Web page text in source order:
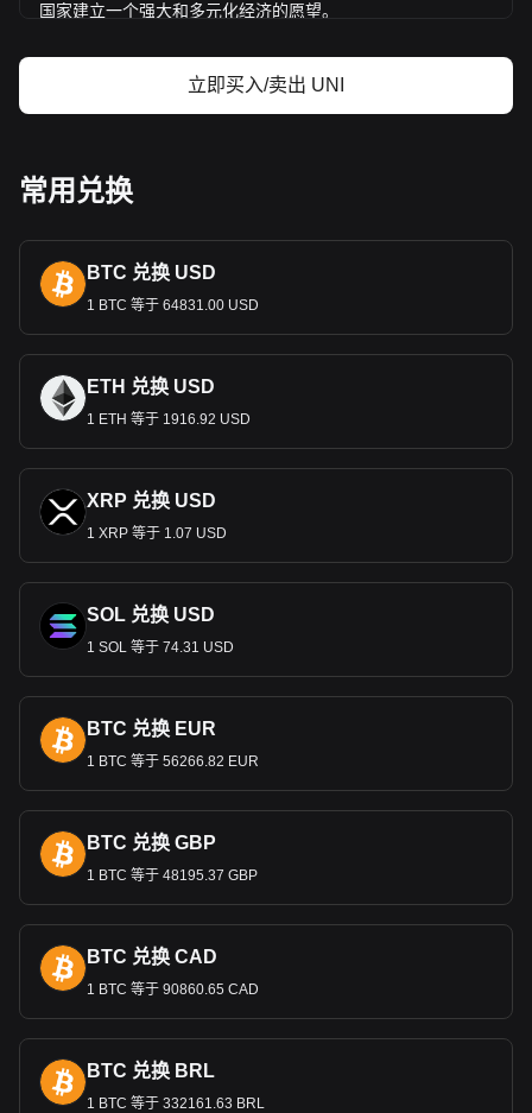
国家建立一个强大和多元化经济的愿望。
特立尼达和多巴哥元的设计反映了该国丰富的历史、文化遗产
对经济的作用
为石油和天然气部门和旅游业、制造业、服务业等其他关键部
门提供支撑，促进贸易和投资。特立尼达和多巴哥元的稳定对
货币政策与稳定
特立尼达和多巴哥元受该国中央银行的管理，面临着通货膨胀
和货币贬值等诸多经济挑战。该银行的货币政策旨在稳定货
币、控制通胀和支持经济可持续增长，这对维持公众和投资者
的信心至关重要。
国际贸易与特立尼达和多巴哥元
和吸引外国直接投资至关重要。
汇款和经济影响
居住在国外，尤其是美国、加拿大和英国的特立尼达和多巴哥
人的汇款是该国国外收入的
达和多巴哥后，养活了许多家庭，为国民经济做出了贡献。
Uniswap 汇率对是UNI兑TTD，Uniswap的货币代码是
UNI。立即使用我们的加密货币计算器查看您的加密货
立即买入/卖出 UNI
常用兑换
BTC 兑换 USD
1 BTC 等于 64831.00 USD
ETH 兑换 USD
1 ETH 等于 1916.92 USD
XRP 兑换 USD
1 XRP 等于 1.07 USD
SOL 兑换 USD
1 SOL 等于 74.31 USD
BTC 兑换 EUR
1 BTC 等于 56266.82 EUR
BTC 兑换 GBP
1 BTC 等于 48195.37 GBP
BTC 兑换 CAD
1 BTC 等于 90860.65 CAD
BTC 兑换 BRL
1 BTC 等于 332161.63 BRL